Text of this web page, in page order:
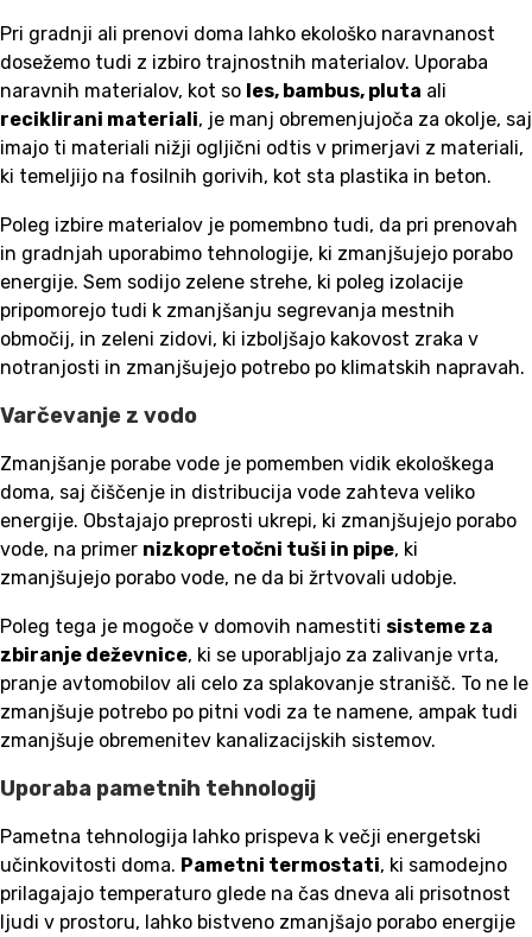
Pri gradnji ali prenovi doma lahko ekološko naravnanost
dosežemo tudi z izbiro trajnostnih materialov. Uporaba
naravnih materialov, kot so les, bambus, pluta ali
reciklirani materiali, je manj obremenjujoča za okolje, saj
imajo ti materiali nižji ogljični odtis v primerjavi z materiali,
ki temeljijo na fosilnih gorivih, kot sta plastika in beton.
Poleg izbire materialov je pomembno tudi, da pri prenovah
in gradnjah uporabimo tehnologije, ki zmanjšujejo porabo
energije. Sem sodijo zelene strehe, ki poleg izolacije
pripomorejo tudi k zmanjšanju segrevanja mestnih
območij, in zeleni zidovi, ki izboljšajo kakovost zraka v
notranjosti in zmanjšujejo potrebo po klimatskih napravah.
Varčevanje z vodo
Zmanjšanje porabe vode je pomemben vidik ekološkega
doma, saj čiščenje in distribucija vode zahteva veliko
energije. Obstajajo preprosti ukrepi, ki zmanjšujejo porabo
vode, na primer nizkopretočni tuši in pipe, ki
zmanjšujejo porabo vode, ne da bi žrtvovali udobje.
Poleg tega je mogoče v domovih namestiti sisteme za
zbiranje deževnice, ki se uporabljajo za zalivanje vrta,
pranje avtomobilov ali celo za splakovanje stranišč. To ne le
zmanjšuje potrebo po pitni vodi za te namene, ampak tudi
zmanjšuje obremenitev kanalizacijskih sistemov.
Uporaba pametnih tehnologij
Pametna tehnologija lahko prispeva k večji energetski
učinkovitosti doma. Pametni termostati, ki samodejno
prilagajajo temperaturo glede na čas dneva ali prisotnost
ljudi v prostoru, lahko bistveno zmanjšajo porabo energije